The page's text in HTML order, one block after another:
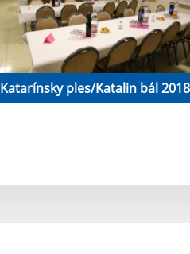
Katarínsky ples/Katalin bál 2018